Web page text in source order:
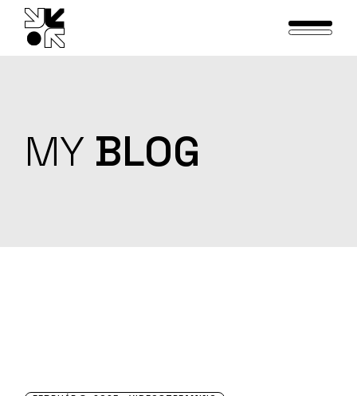
content
MY BLOG